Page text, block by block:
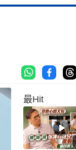
最Hit